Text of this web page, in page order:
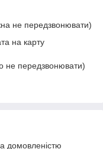
не передзвонювати)
на карту
не передзвонювати)
домовленістю